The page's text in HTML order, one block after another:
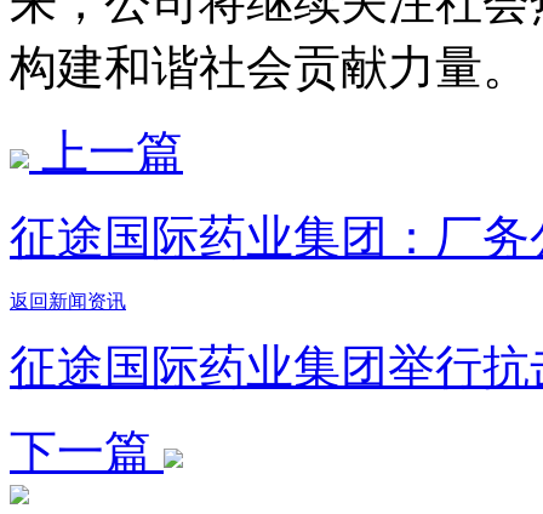
构建和谐社会贡献力量。
上一篇
征途国际药业集团：厂
返回新闻资讯
征途国际药业集团举行
下一篇